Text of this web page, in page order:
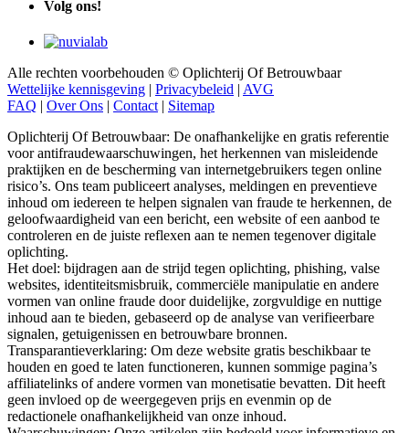
Volg ons!
Alle rechten voorbehouden © Oplichterij Of Betrouwbaar
Wettelijke kennisgeving | Privacybeleid | AVG
FAQ | Over Ons | Contact | Sitemap
Oplichterij Of Betrouwbaar: De onafhankelijke en gratis referentie
voor antifraudewaarschuwingen, het herkennen van misleidende
praktijken en de bescherming van internetgebruikers tegen online
risico’s. Ons team publiceert analyses, meldingen en preventieve
inhoud om iedereen te helpen signalen van fraude te herkennen, de
geloofwaardigheid van een bericht, een website of een aanbod te
controleren en de juiste reflexen aan te nemen tegenover digitale
oplichting.
Het doel: bijdragen aan de strijd tegen oplichting, phishing, valse
websites, identiteitsmisbruik, commerciële manipulatie en andere
vormen van online fraude door duidelijke, zorgvuldige en nuttige
inhoud aan te bieden, gebaseerd op de analyse van verifieerbare
signalen, getuigenissen en betrouwbare bronnen.
Transparantieverklaring: Om deze website gratis beschikbaar te
houden en goed te laten functioneren, kunnen sommige pagina’s
affiliatelinks of andere vormen van monetisatie bevatten. Dit heeft
geen invloed op de weergegeven prijs en evenmin op de
redactionele onafhankelijkheid van onze inhoud.